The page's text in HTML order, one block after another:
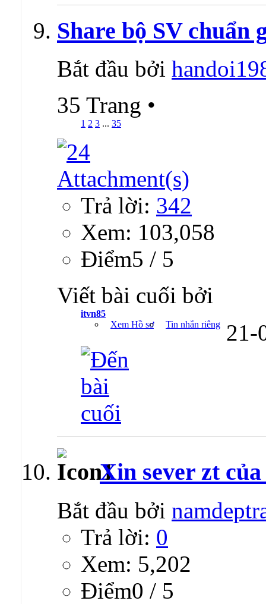
Share bộ SV chuẩn
Bắt đầu bởi
35 Trang •
1 2 3 ... 35
Trả lời: 342
Xem: 103,058
Ðiểm5 / 5
Viết bài cuối bởi
itvn85
Xem Hồ sơ
Tin nhắn riêng 21-
Xin sever zt
Bắt đầu bởi
Trả lời: 0
Xem: 5,202
Ðiểm0 / 5